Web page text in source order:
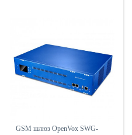
GSM шлюз OpenVox SWG-